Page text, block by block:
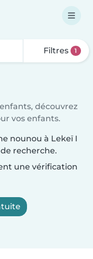
Filtres 1
découvrez
vos enfants.
nounou à Lekeï I
recherche.
une vérification